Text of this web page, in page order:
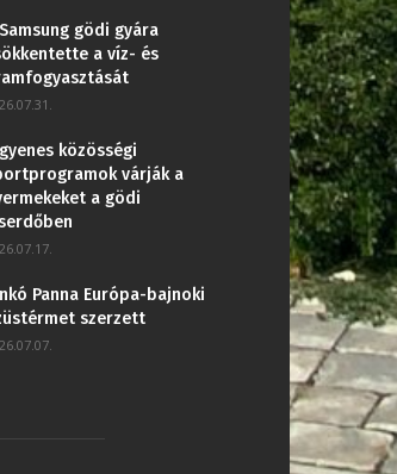
gödi gyára
a víz- és
közösségi
várják a
a gödi
Panna Európa-bajnoki
szerzett